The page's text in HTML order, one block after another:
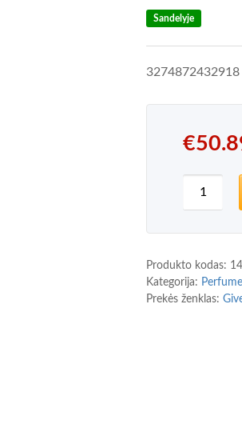
Sandelyje
3274872432918
€
Produkto kodas:
Kategorija:
Prekės ženklas: